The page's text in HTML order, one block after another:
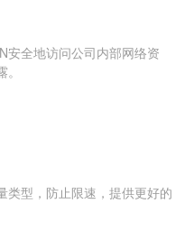
安全地访问公司内部网络资
类型，防止限速，提供更好的